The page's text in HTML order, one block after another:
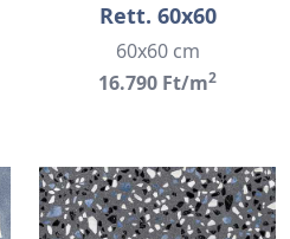
Rett. 60x60
60x60 cm
16.790 Ft/m2